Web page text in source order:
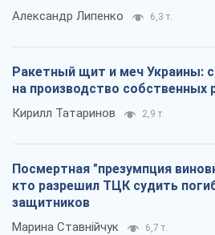
Александр Липенко 6,3 т.
Ракетный щит и меч Украины:
на производство собственных
Кирилл Татаринов 2,9 т.
Посмертная "презумпция
кто разрешил ТЦК судить
защитников
Марина Ставнійчук 6,7 т.